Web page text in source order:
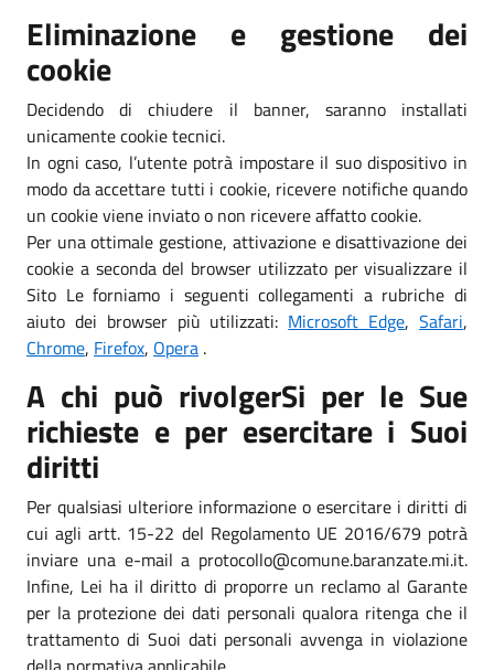
Eliminazione e gestione dei
cookie
Decidendo di chiudere il banner, saranno installati
unicamente cookie tecnici.
In ogni caso, l’utente potrà impostare il suo dispositivo in
modo da accettare tutti i cookie, ricevere notifiche quando
un cookie viene inviato o non ricevere affatto cookie.
Per una ottimale gestione, attivazione e disattivazione dei
cookie a seconda del browser utilizzato per visualizzare il
Sito Le forniamo i seguenti collegamenti a rubriche di
aiuto dei browser più utilizzati: Microsoft Edge,Safari,
Chrome, Firefox, Opera .
A chi può rivolgerSi per le Sue
richieste e per esercitare i Suoi
diritti
Per qualsiasi ulteriore informazione o esercitare i diritti di
cui agli artt. 15-22 del Regolamento UE 2016/679 potrà
inviare una e-mail a protocollo@comune.baranzate.mi.it.
Infine, Lei ha il diritto di proporre un reclamo al Garante
per la protezione dei dati personali qualora ritenga che il
trattamento di Suoi dati personali avvenga in violazione